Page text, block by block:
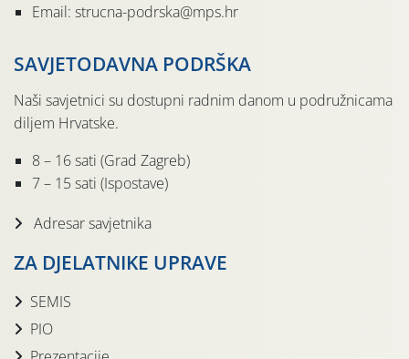
Email: strucna-podrska@mps.hr
SAVJETODAVNA PODRŠKA
Naši savjetnici su dostupni radnim danom u podružnicama
diljem Hrvatske.
8 – 16 sati (Grad Zagreb)
7 – 15 sati (Ispostave)
Adresar savjetnika
ZA DJELATNIKE UPRAVE
SEMIS
PIO